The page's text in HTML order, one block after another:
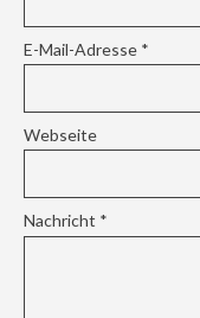
E-Mail-Adresse *
Webseite
Nachricht *